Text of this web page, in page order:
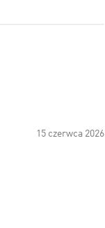
15 czerwca 2026